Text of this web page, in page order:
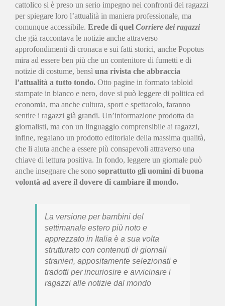
cattolico si è preso un serio impegno nei confronti dei ragazzi
per spiegare loro l’attualità in maniera professionale, ma
comunque accessibile. Erede di quel Corriere dei ragazzi
che già raccontava le notizie anche attraverso
approfondimenti di cronaca e sui fatti storici, anche Popotus
mira ad essere ben più che un contenitore di fumetti e di
notizie di costume, bensì una rivista che abbraccia
l’attualità a tutto tondo. Otto pagine in formato tabloid
stampate in bianco e nero, dove si può leggere di politica ed
economia, ma anche cultura, sport e spettacolo, faranno
sentire i ragazzi già grandi. Un’informazione prodotta da
giornalisti, ma con un linguaggio comprensibile ai ragazzi,
infine, regalano un prodotto editoriale della massima qualità,
che li aiuta anche a essere più consapevoli attraverso una
chiave di lettura positiva. In fondo, leggere un giornale può
anche insegnare che sono soprattutto gli uomini di buona
volontà ad avere il dovere di cambiare il mondo.
La versione per bambini del
settimanale estero più noto e
apprezzato in Italia è a sua volta
strutturato con contenuti di giornali
stranieri, appositamente selezionati e
tradotti per incuriosire e avvicinare i
ragazzi alle notizie dal mondo